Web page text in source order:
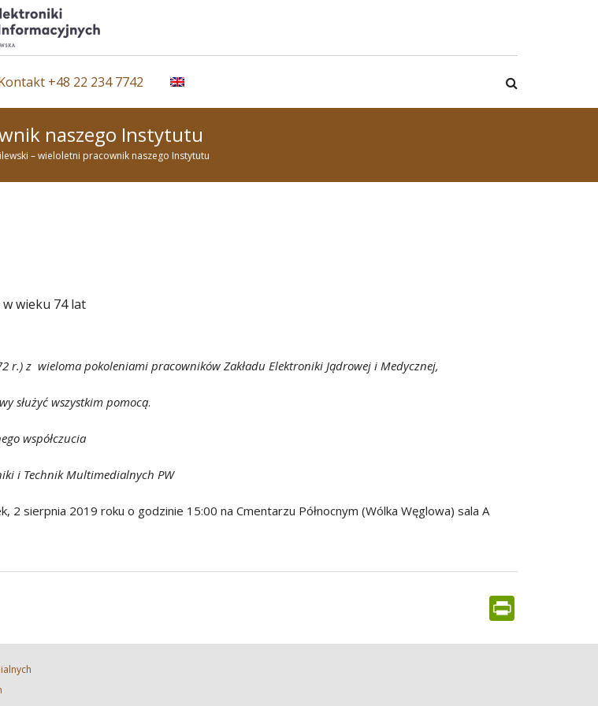
+48 22 234 7742
naszego Instytutu
– wieloletni pracownik naszego Instytutu
w wieku 74 lat
r.) z wieloma pokoleniami pracowników Zakładu Elektroniki Jądrowej i Medycznej,
służyć wszystkim pomocą.
współczucia
i Technik Multimedialnych PW
2 sierpnia 2019 roku o godzinie 15:00 na Cmentarzu Północnym (Wólka Węglowa) sala A